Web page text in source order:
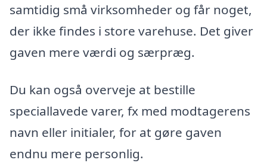
samtidig små virksomheder og får noget,
der ikke findes i store varehuse. Det giver
gaven mere værdi og særpræg.
Du kan også overveje at bestille
speciallavede varer, fx med modtagerens
navn eller initialer, for at gøre gaven
endnu mere personlig.